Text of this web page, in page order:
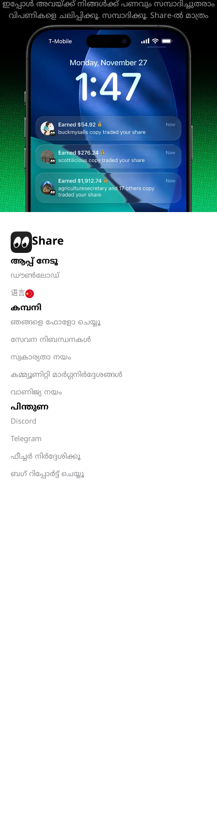
ഇപ്പോൾ അവയ്ക്ക് നിങ്ങൾക്ക് പണവും സമ്പാദിച്ചുതരാം
വിപണികളെ ചലിപ്പിക്കൂ. സമ്പാദിക്കൂ. Share-ൽ മാത്രം
Share
ആപ്പ് നേടൂ
ഡൗൺലോഡ്
语言
കമ്പനി
ഞങ്ങളെ ഫോളോ ചെയ്യൂ
സേവന നിബന്ധനകൾ
സ്വകാര്യതാ നയം
കമ്മ്യൂണിറ്റി മാർഗ്ഗനിർദ്ദേശങ്ങൾ
വാണിജ്യ നയം
പിന്തുണ
Discord
Telegram
ഫീച്ചർ നിർദ്ദേശിക്കൂ
ബഗ് റിപ്പോർട്ട് ചെയ്യൂ